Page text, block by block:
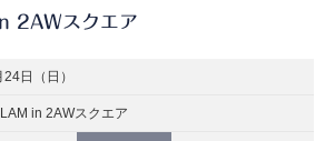
2AWスクエア
日（日）
in 2AWスクエア